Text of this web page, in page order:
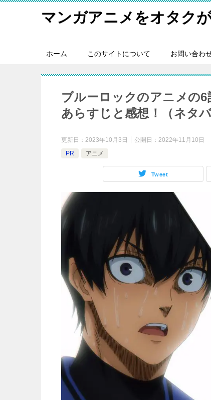
マンガアニメをオタク
ホーム このサイトについて お問い合わ
ブルーロックのアニメの6
あらすじと感想！（ネタバ
更新日： 2023年10月3日 公開日： 2022年11月10日
PR
アニメ
Tweet